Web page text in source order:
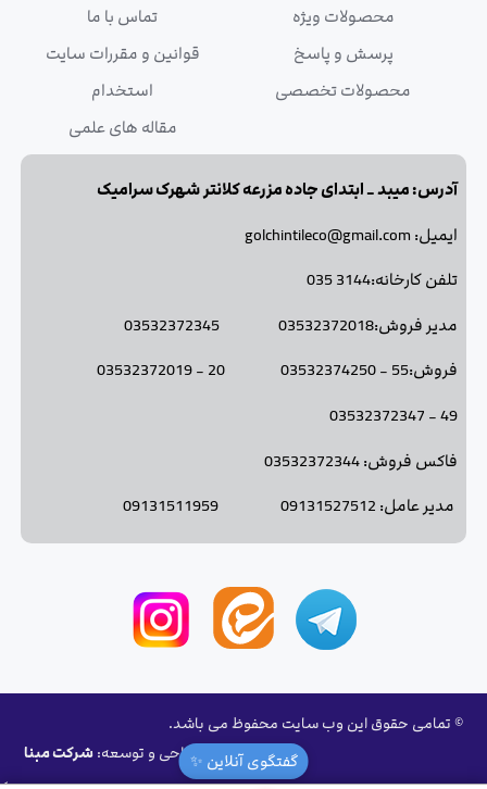
گفتگوی آنلاین ✨
محصولات ویژه
پرسش و پاسخ
محصولات تخصصی
تماس با ما
قوانین و مقررات سایت
استخدام
مقاله های علمی
آدرس: میبد _ ابتدای جاده مزرعه کلانتر شهرک سرامیک
ایمیل: golchintileco@gmail.com
تلفن کارخانه:3144 035
مدیر فروش:03532372018 03532372345
فروش:55 - 03532374250 20 - 03532372019
49 - 03532372347
فاکس فروش: 03532372344
مدیر عامل: 09131527512 09131511959
© تمامی حقوق این وب سایت محفوظ می باشد.
طراحی و توسعه: شرکت مبنا